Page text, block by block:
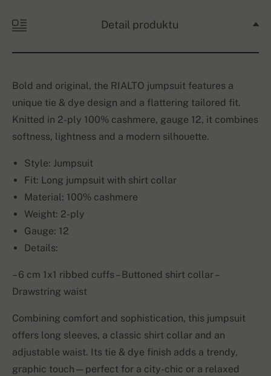
Detail produktu
Bold and original, the RIALTO jumpsuit features a
unique tie & dye design and a flattering tailored fit.
Knitted in 2-ply 100% cashmere, gauge 12, it combines
softness, lightness and a modern silhouette.
Style: Jumpsuit
Fit: Long jumpsuit with shirt collar
Material: 100% cashmere
Weight: 2-ply
Gauge: 12
Details:
– 6 cm 1x1 ribbed cuffs – Buttoned shirt collar –
Drawstring waist
Combining comfort and sophistication, this jumpsuit
offers long sleeves, a classic shirt collar and an
adjustable waist. Its tie & dye finish adds a trendy,
graphic touch—perfect for a city-chic or a relaxed